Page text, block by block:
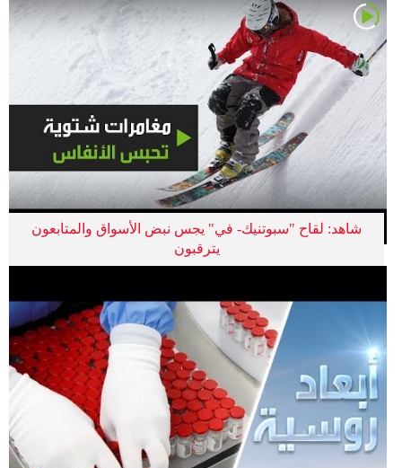
شاهد: لقاح "سبوتنيك- في" يجس نبض الأسواق والمتابعون
يترقبون